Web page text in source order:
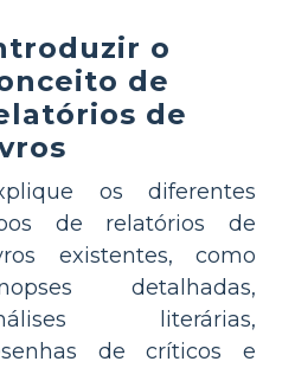
o
de
de
os diferentes
de relatórios de
existentes, como
detalhadas,
literárias,
de críticos e